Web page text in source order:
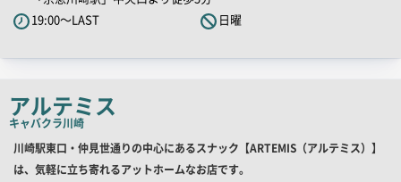
ャ
チ
ピ
ー
19:00～LAST
日曜
アルテミス
キャバクラ川崎
店
舗
川崎駅東口・仲見世通りの中心にあるスナック【ARTEMIS（アルテミス）】
は、気軽に立ち寄れるアットホームなお店です。